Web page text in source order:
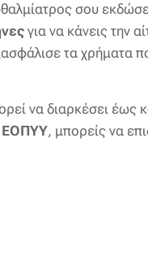
σου
για να κάνεις την
τα χρήματα
να διαρκέσει έως
ΕΟΠΥΥ, μπορείς να